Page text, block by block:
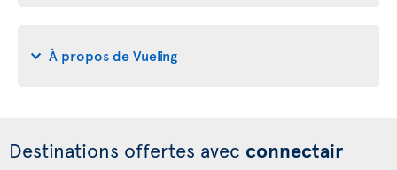
À propos de Vueling
Destinations offertes avec connectair